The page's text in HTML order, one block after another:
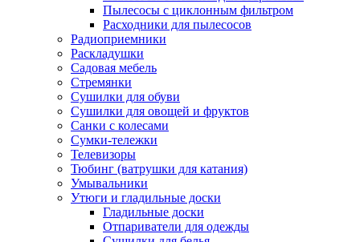
Пылесосы с циклонным фильтром
Расходники для пылесосов
Радиоприемники
Раскладушки
Садовая мебель
Стремянки
Сушилки для обуви
Сушилки для овощей и фруктов
Санки с колесами
Сумки-тележки
Телевизоры
Тюбинг (ватрушки для катания)
Умывальники
Утюги и гладильные доски
Гладильные доски
Отпариватели для одежды